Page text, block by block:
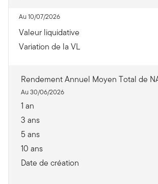
Au 10/07/2026
Valeur liquidative
Variation de la VL
Rendement Annuel Moyen Total de
Au 30/06/2026
1 an
3 ans
5 ans
10 ans
Date de création